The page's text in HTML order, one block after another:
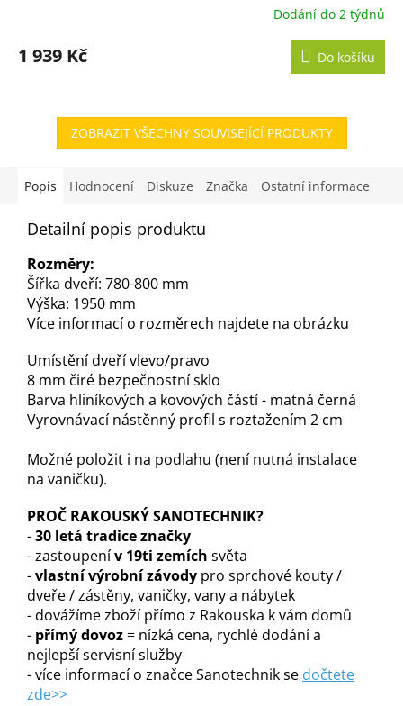
Dodání do 2 týdnů
1 939 Kč Do košíku
ZOBRAZIT VŠECHNY SOUVISEJÍCÍ PRODUKTY
Popis Hodnocení Diskuze Značka Ostatní informace
Detailní popis produktu
Rozměry:
Šířka dveří: 780-800 mm
Výška: 1950 mm
Více informací o rozměrech najdete na obrázku
Umístění dveří vlevo/pravo
8 mm čiré bezpečnostní sklo
Barva hliníkových a kovových částí - matná černá
Vyrovnávací nástěnný profil s roztažením 2 cm
Možné položit i na podlahu (není nutná instalace
na vaničku).
PROČ RAKOUSKÝ SANOTECHNIK?
-30 letá tradice značky
- zastoupenív 19ti zemích světa
-vlastní výrobní závody pro sprchové kouty /
dveře / zástěny, vaničky, vany a nábytek
- dovážíme zboží přímo z Rakouska k vám domů
- přímý dovoz= nízká cena, rychlé dodání a
nejlepší servisní služby
- více informací o značce Sanotechnik se dočtete
zde>>